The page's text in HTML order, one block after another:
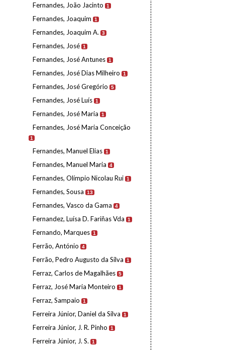
Fernandes, João Jacinto 1
Fernandes, Joaquim 1
Fernandes, Joaquim A. 3
Fernandes, José 1
Fernandes, José Antunes 1
Fernandes, José Dias Milheiro 1
Fernandes, José Gregório 5
Fernandes, José Luís 1
Fernandes, José Maria 1
Fernandes, José Maria Conceição
1
Fernandes, Manuel Elias 1
Fernandes, Manuel Maria 4
Fernandes, Olímpio Nicolau Rui 1
Fernandes, Sousa 13
Fernandes, Vasco da Gama 4
Fernandez, Luísa D. Fariñas Vda 1
Fernando, Marques 1
Ferrão, António 4
Ferrão, Pedro Augusto da Silva 1
Ferraz, Carlos de Magalhães 5
Ferraz, José Maria Monteiro 1
Ferraz, Sampaio 1
Ferreira Júnior, Daniel da Silva 1
Ferreira Júnior, J. R. Pinho 1
Ferreira Júnior, J. S. 1